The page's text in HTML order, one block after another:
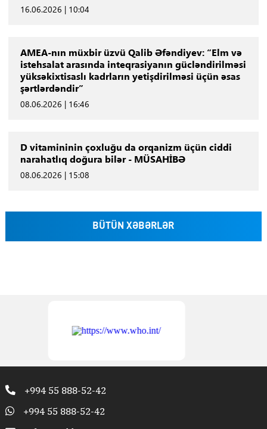
16.06.2026 | 10:04
AMEA-nın müxbir üzvü Qalib Əfəndiyev: “Elm və
istehsalat arasında inteqrasiyanın gücləndirilməsi
yüksəkixtisaslı kadrların yetişdirilməsi üçün əsas
şərtlərdəndir”
08.06.2026 | 16:46
D vitamininin çoxluğu da orqanizm üçün ciddi
narahatlıq doğura bilər - MÜSAHİBƏ
08.06.2026 | 15:08
BÜTÜN XƏBƏRLƏR
+994 55 888-52-42
+994 55 888-52-42